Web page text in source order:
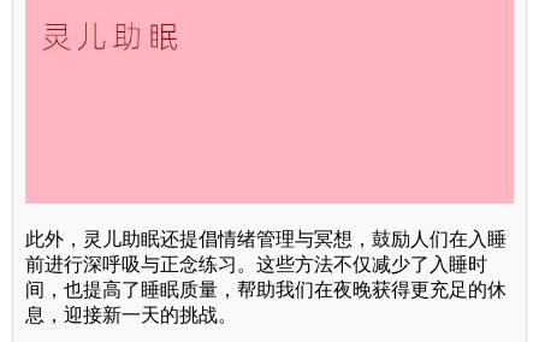
此外，灵儿助眠还提倡情绪管理与冥想，鼓励人们在入睡
前进行深呼吸与正念练习。这些方法不仅减少了入睡时
间，也提高了睡眠质量，帮助我们在夜晚获得更充足的休
息，迎接新一天的挑战。